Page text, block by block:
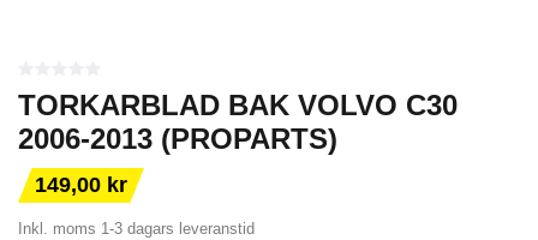
TORKARBLAD BAK VOLVO C30
2006-2013 (PROPARTS)
149,00 kr
Inkl. moms 1-3 dagars leveranstid